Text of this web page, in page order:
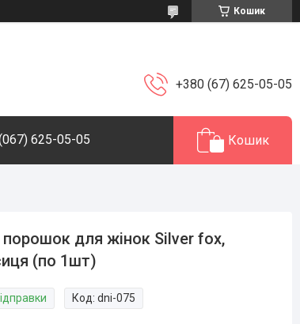
Кошик
+380 (67) 625-05-05
625-05-05 Кошик
для жінок Silver fox,
(по 1шт)
Код:dni-075